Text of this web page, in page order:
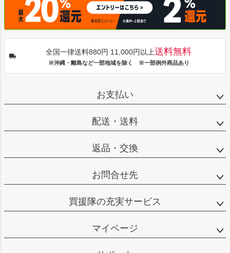
全国一律送料880円 11,000円以上送料無料
※沖縄・離島など一部地域を除く ※一部例外商品あり
お支払い
配送・送料
返品・交換
お問合せ先
買援隊の充実サービス
マイページ